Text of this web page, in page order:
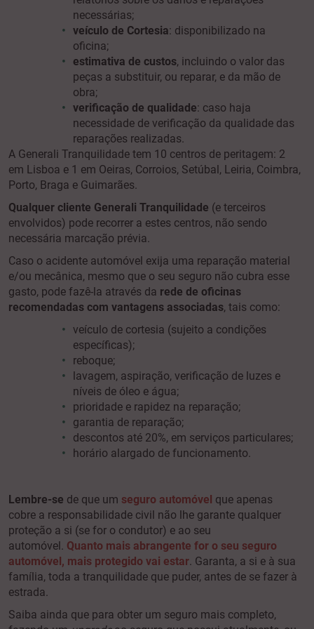
necessárias;
veículo de Cortesia: disponibilizado na
oficina;
estimativa de custos, incluindo o valor das
peças a substituir, ou reparar, e da mão de
obra;
verificação de qualidade: caso haja
necessidade de verificação da qualidade das
reparações realizadas.
A Generali Tranquilidade tem 10 centros de peritagem: 2
em Lisboa e 1 em Oeiras, Corroios, Setúbal, Leiria, Coimbra,
Porto, Braga e Guimarães.
Qualquer cliente Generali Tranquilidade (e terceiros
envolvidos) pode recorrer a estes centros, não sendo
necessária marcação prévia.
Caso o acidente automóvel exija uma reparação material
e/ou mecânica, mesmo que o seu seguro não cubra esse
gasto, pode fazê-la através da rede de oficinas
recomendadas com vantagens associadas, tais como:
veículo de cortesia (sujeito a condições
específicas);
reboque;
lavagem, aspiração, verificação de luzes e
níveis de óleo e água;
prioridade e rapidez na reparação;
garantia de reparação;
descontos até 20%, em serviços particulares;
horário alargado de funcionamento.
Lembre-se de que um seguro automóvel que apenas
cobre a responsabilidade civil não lhe garante qualquer
proteção a si (se for o condutor) e ao seu
automóvel. Quanto mais abrangente for o seu seguro
automóvel, mais protegido vai estar. Garanta, a si e à sua
família, toda a tranquilidade que puder, antes de se fazer à
estrada.
Saiba ainda que para obter um seguro mais completo,